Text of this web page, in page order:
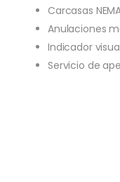
Carcasas
Anulaciones
Indicador
Servicio de